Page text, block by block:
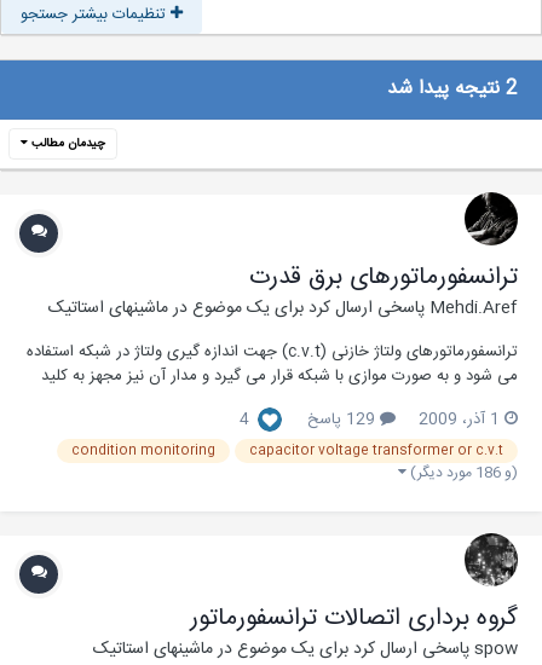
تنظیمات بیشتر جستجو
چیدمان مطالب
ترانسفورماتورهای برق قدرت
Mehdi.Arefپاسخی ارسال کرد برای یک موضوع درماشینهای استاتیک
ترانسفورماتورهای ولتاژ خازنی (c.v.t) جهت اندازه گیری ولتاژ در شبکه استفاده
می شود و به صورت موازی با شبکه قرار می گیرد و مدار آن نیز مجهز به کلید
ترانسفورماتوهای...
1 آذر، 2009 129 پاسخ 4
capacitor voltage transformer or c.v.t
condition monitoring
گروه برداری اتصالات ترانسفورماتور
spowپاسخی ارسال کرد برای یک موضوع درماشینهای استاتیک